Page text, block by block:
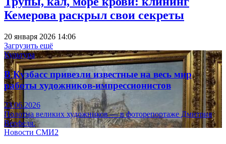
Кемерова раскрыл свои секреты
20 января 2026 14:06
Загрузить ещё
Культура
В Кузбасс привезли известные на весь мир
работы художников-импрессионистов
23.06.2026
Полотна великих художников — в фоторепортаже Дмитрия
Верфеля.
Новости СМИ2